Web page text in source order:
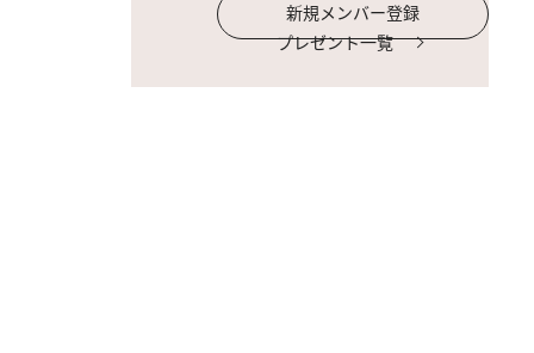
新規メンバー登録
プレゼント一覧